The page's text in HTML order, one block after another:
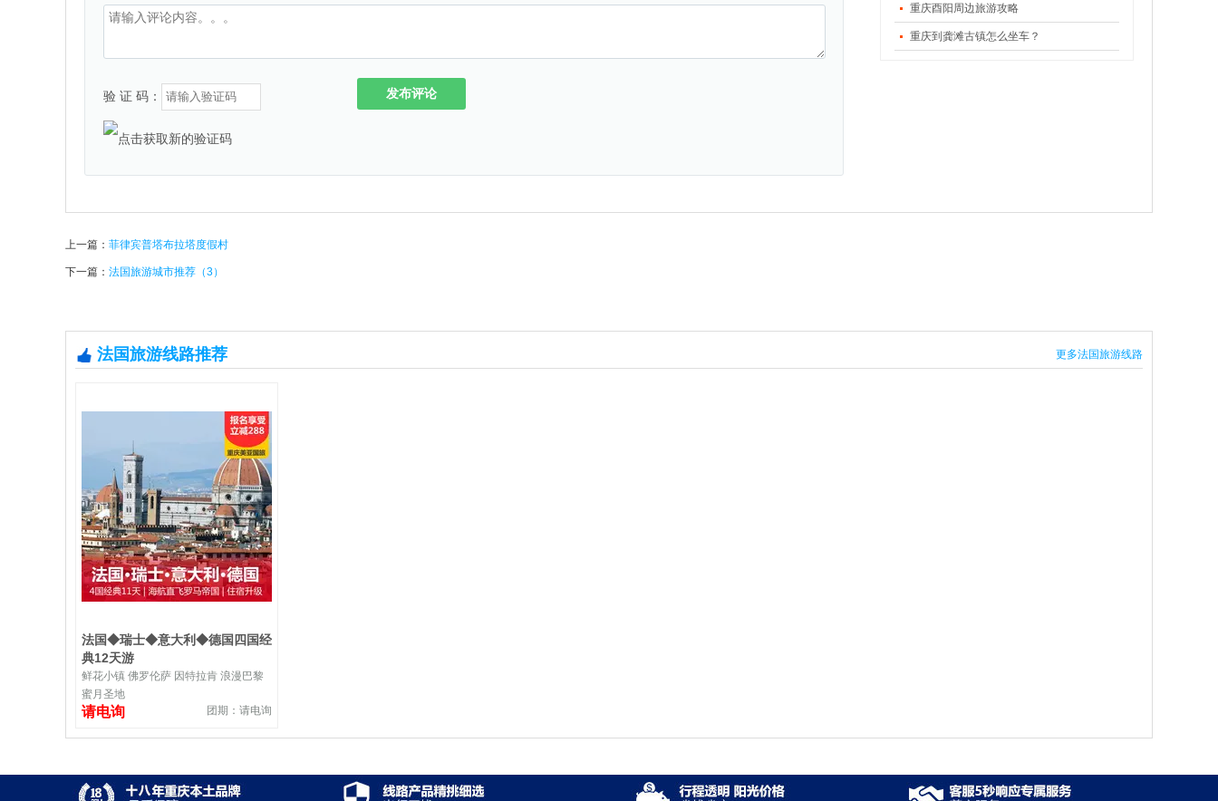
验 证 码： 发布评论
重庆酉阳周边旅游攻略
重庆到龚滩古镇怎么坐车？
上一篇： 菲律宾普塔布拉塔度假村
下一篇： 法国旅游城市推荐（3）
法国旅游线路推荐 更多法国旅游线路
法国◆瑞士◆意大利◆德国四国经
典12天游
鲜花小镇 佛罗伦萨 因特拉肯 浪漫巴黎
蜜月圣地
请电询 团期：请电询